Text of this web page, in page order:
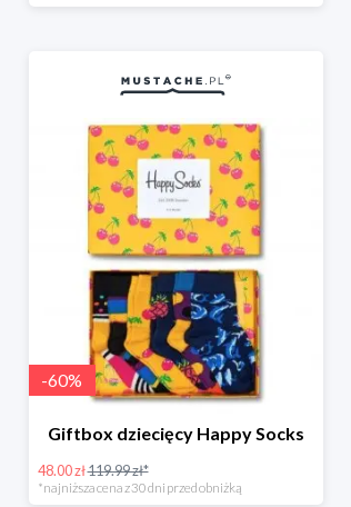
-60%
Giftbox dziecięcy Happy Socks
48.00 zł119.99 zł*
*najniższa cena z 30 dni przed obniżką